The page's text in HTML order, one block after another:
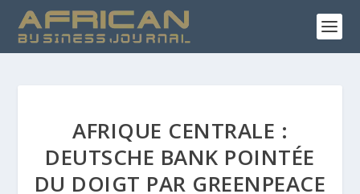
AFRIQUE CENTRALE :
DEUTSCHE BANK POINTÉE
DU DOIGT PAR GREENPEACE